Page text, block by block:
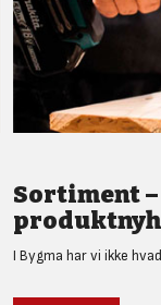
Sortiment
I Bygma har vi ikke